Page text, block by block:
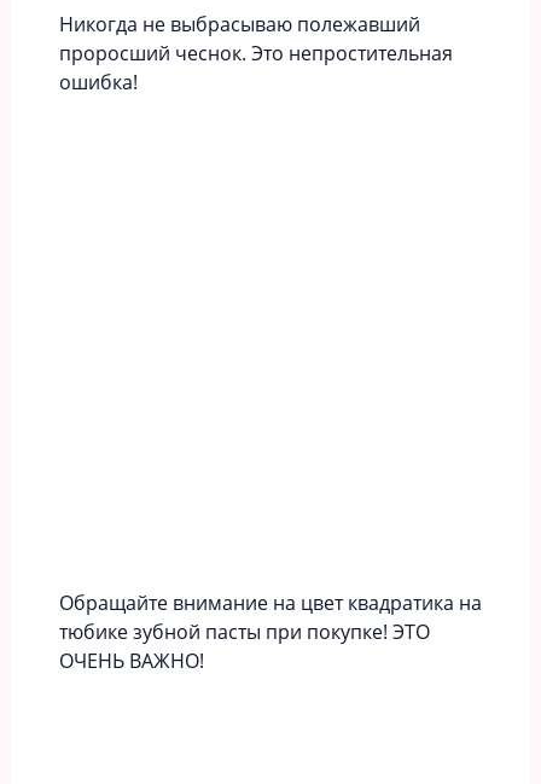
Никогда не выбрасываю полежавший
проросший чеснок. Это непростительная
ошибка!
Обращайте внимание на цвет квадратика на
тюбике зубной пасты при покупке! ЭТО
ОЧЕНЬ ВАЖНО!